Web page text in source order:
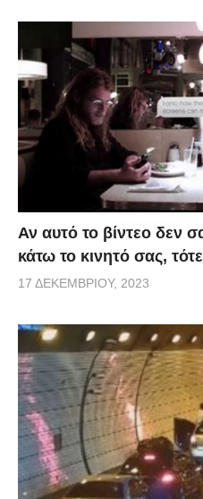
Αν αυτό το βίντεο δεν
κάτω το κινητό σας,
17 ΔΕΚΕΜΒΡΊΟΥ, 2023